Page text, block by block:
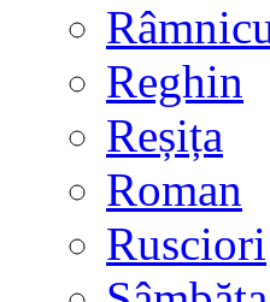
Reghin
Reșița
Roman
Rusciori